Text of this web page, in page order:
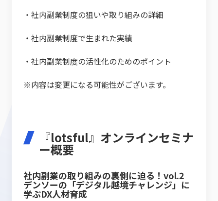
・社内副業制度の狙いや取り組みの詳細
・社内副業制度で生まれた実績
・社内副業制度の活性化のためのポイント
※内容は変更になる可能性がございます。
『lotsful』オンラインセミナ
ー概要
社内副業の取り組みの裏側に迫る！vol.2
デンソーの「デジタル越境チャレンジ」に
学ぶDX人材育成